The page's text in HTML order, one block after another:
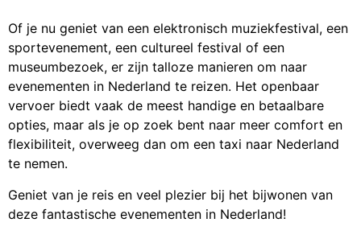
Of je nu geniet van een elektronisch muziekfestival, een
sportevenement, een cultureel festival of een
museumbezoek, er zijn talloze manieren om naar
evenementen in Nederland te reizen. Het openbaar
vervoer biedt vaak de meest handige en betaalbare
opties, maar als je op zoek bent naar meer comfort en
flexibiliteit, overweeg dan om een taxi naar Nederland
te nemen.
Geniet van je reis en veel plezier bij het bijwonen van
deze fantastische evenementen in Nederland!